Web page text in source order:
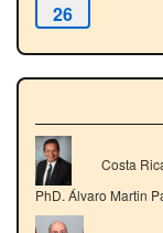
26
PhD. Álvaro Martin
Costa